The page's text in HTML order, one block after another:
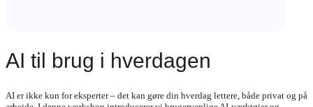
AI til brug i hverdagen
AI er ikke kun for eksperter – det kan gøre din hverdag lettere, både privat og på